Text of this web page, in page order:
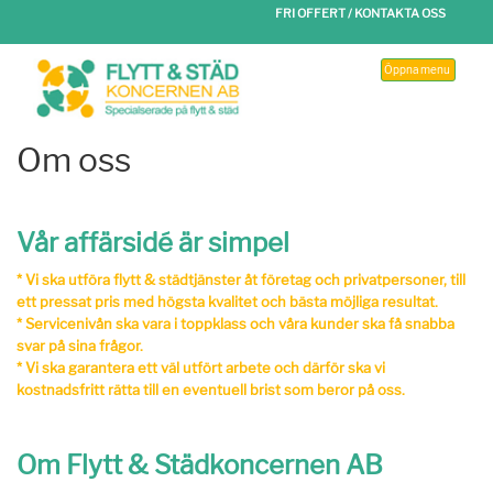
FRI OFFERT / KONTAKTA OSS
Öppna menu
Om oss
Vår affärsidé är simpel
* Vi ska utföra flytt & städtjänster åt företag och privatpersoner, till
ett pressat pris med högsta kvalitet och bästa möjliga resultat.
* Servicenivån ska vara i toppklass och våra kunder ska få snabba
svar på sina frågor.
* Vi ska garantera ett väl utfört arbete och därför ska vi
kostnadsfritt rätta till en eventuell brist som beror på oss.
Om Flytt & Städkoncernen AB